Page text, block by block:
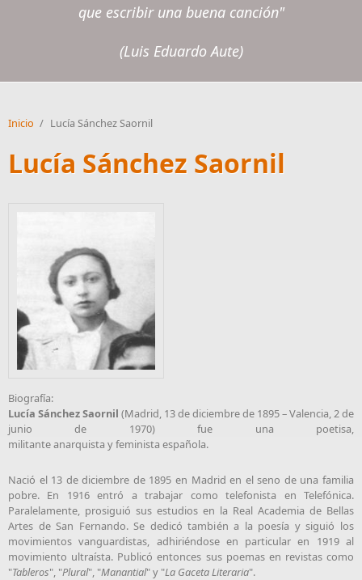
que escribir una buena canción"
(Luis Eduardo Aute)
Inicio / Lucía Sánchez Saornil
Lucía Sánchez Saornil
Biografía:
Lucía Sánchez Saornil (Madrid, 13 de diciembre de 1895 –Valencia, 2 de
junio de 1970) fue una poetisa,
militante anarquista y feminista española.
Nació el 13 de diciembre de 1895 en Madrid en el seno de una familia
pobre. En 1916 entró a trabajar como telefonista en Telefónica.
Paralelamente, prosiguió sus estudios en la Real Academia de Bellas
Artes de San Fernando. Se dedicó también a la poesía y siguió los
movimientos vanguardistas, adhiriéndose en particular en 1919 al
movimiento ultraísta. Publicó entonces sus poemas en revistas como
"Tableros", "Plural", "Manantial" y "La Gaceta Literaria".